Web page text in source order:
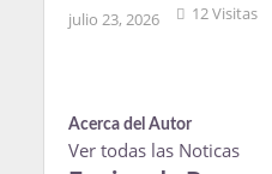
julio 23, 2026 12 Visitas
Acerca del Autor
Ver todas las Noticas